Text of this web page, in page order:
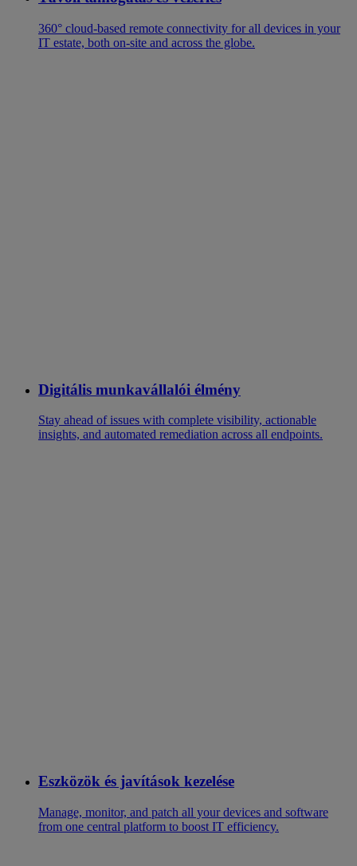
360° cloud-based remote connectivity for all devices in your
IT estate, both on-site and across the globe.
Digitális munkavállalói élmény
Stay ahead of issues with complete visibility, actionable
insights, and automated remediation across all endpoints.
Eszközök és javítások kezelése
Manage, monitor, and patch all your devices and software
from one central platform to boost IT efficiency.